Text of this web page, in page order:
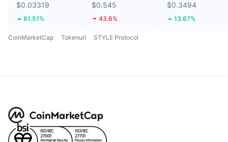
$0.03319
81.51%
$0.545
43.6%
$0.3494
13.67%
CoinMarketCap Tokenuri STYLE Protocol